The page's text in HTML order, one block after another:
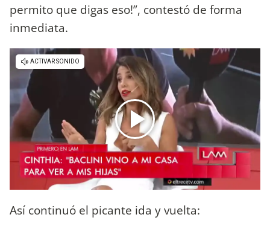
permito que digas eso!”, contestó de forma
inmediata.
Así continuó el picante ida y vuelta: